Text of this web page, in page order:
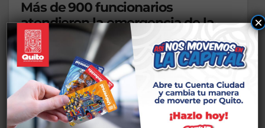
Más de 900 funcionarios
atendieron la emergencia de la
quebrada de Chaupi Urco
1 DE MAYO DE 2025
Con la atención oportuna e inmediata y bajo el
liderazgo del alcalde de Quito, Pabel Muñoz, 957
funcionarios municipales trabajaron…
×